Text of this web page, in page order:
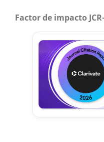
Factor de impacto